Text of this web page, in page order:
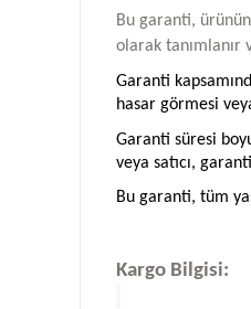
Bu garanti,
olarak tanımlanır
Garanti
hasar görmesi
Garanti süresi
veya satıcı,
Bu garanti, tüm
Kargo Bilgisi: